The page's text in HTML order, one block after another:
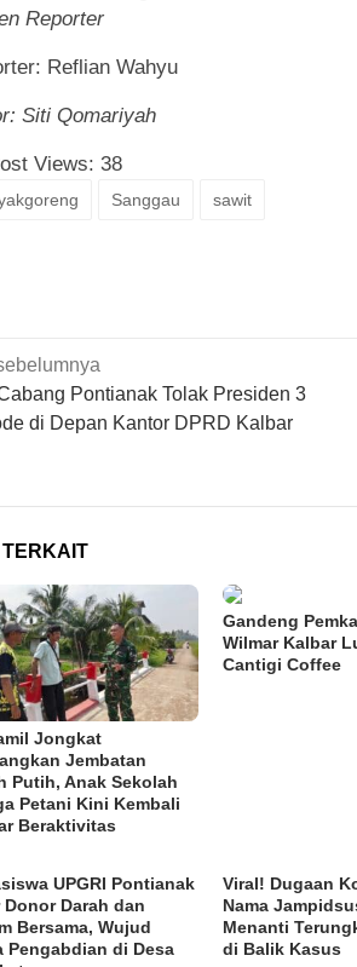
Reporter
Reflian Wahyu
Siti Qomariyah
Views: 38
Sanggau sawit
Pontianak Tolak Presiden 3
di Depan Kantor DPRD Kalbar
TERKAIT
Jongkat
Jembatan
Putih, Anak Sekolah
Petani Kini Kembali
Beraktivitas
Gandeng
Wilmar Kalbar
Cantigi Coffee
UPGRI Pontianak
Donor Darah dan
Bersama, Wujud
Pengabdian di Desa
Viral! Dugaan
Nama
Menanti
di Balik Kasus